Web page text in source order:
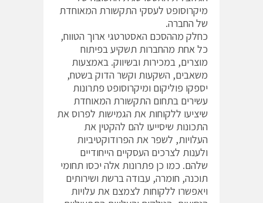
מיקרוסופט לעסקי התקשורת המאוחדת
של החברה.
כחלק מההסכם האסטרטגי ארוך הטווח,
כל אחת מהחברות תשקיע בפיתוח
מוצרים, במכירות ובשיווק. באמצעות
משאבים, השקעות וקשר הדוק בשטח,
יספקו פוליקום ומיקרוסופט פתרונות
עשירים בתחום התקשורת המאוחדת
שיציעו ללקוחות את הגמישות לפרוס את
התכונות שיסייעו להם להקטין את
העלויות, לשפר את הפרודוקטיביות
ולענות לצרכים העסקיים הייחודיים
שלהם. כמו כן פתרונות אלה יכסו תחומי
תוכנה, חומרה, עבודה ברשת ושירותים
ויאפשרו ללקוחות לצמצם את עלויות